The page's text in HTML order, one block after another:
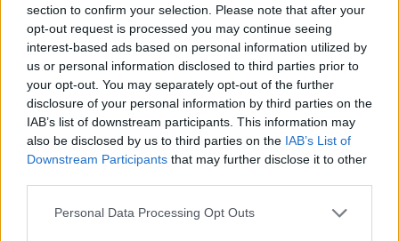
section to confirm your selection. Please note that after your
opt-out request is processed you may continue seeing
interest-based ads based on personal information utilized by
us or personal information disclosed to third parties prior to
your opt-out. You may separately opt-out of the further
disclosure of your personal information by third parties on the
IAB’s list of downstream participants. This information may
also be disclosed by us to third parties on the IAB’s List of
Downstream Participants that may further disclose it to other
Please note that this website/app uses one or more Google
Personal Data Processing Opt Outs